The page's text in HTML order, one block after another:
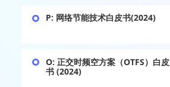
P: 网络节能技术白皮书(2024)
O: 正交时频空方案（OTFS）白皮
书 (2024)